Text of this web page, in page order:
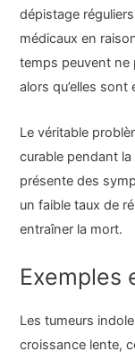
dépistage
médicaux en
temps peuvent ne
alors qu’elles
Le véritable
curable pendant
présente des
un faible taux de
entraîner la mort.
Exemples
Les tumeurs
croissance lente,